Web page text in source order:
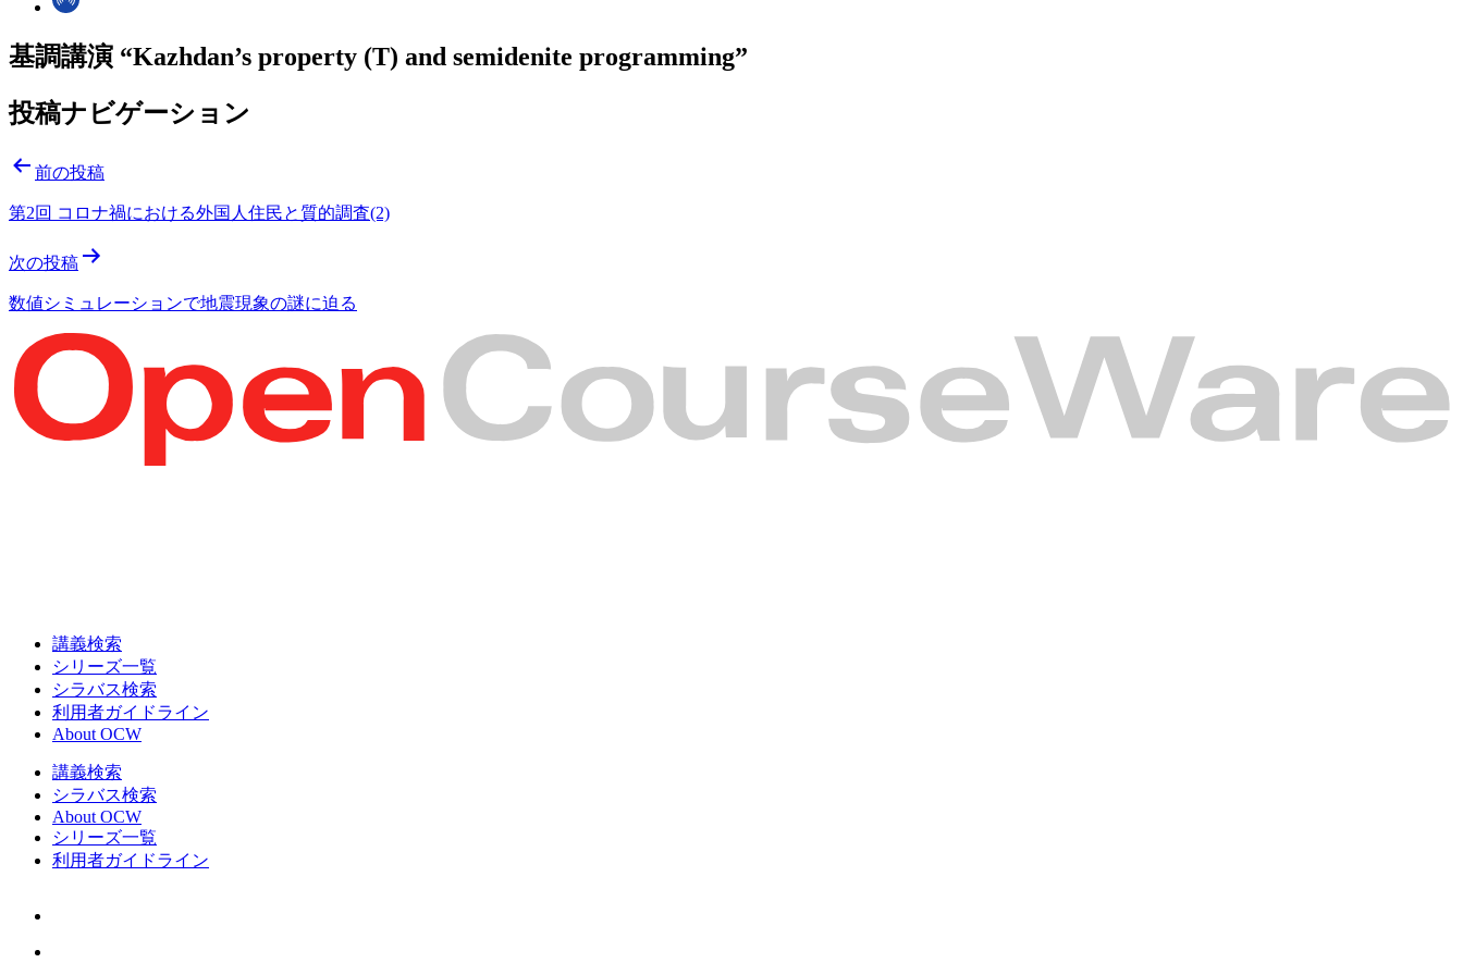
基調講演 “Kazhdan’s property (T) and semidenite programming”
投稿ナビゲーション
前の投稿
第2回 コロナ禍における外国人住民と質的調査(2)
次の投稿
数値シミュレーションで地震現象の謎に迫る
講義検索
シリーズ一覧
シラバス検索
利用者ガイドライン
About OCW
講義検索
シラバス検索
About OCW
シリーズ一覧
利用者ガイドライン